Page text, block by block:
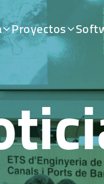
Proyectos